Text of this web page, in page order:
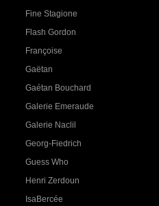
Fine Stagione
Flash Gordon
Françoise
Gaëtan
Gaétan Bouchard
Galerie Emeraude
Galerie Naclil
Georg-Fiedrich
Guess Who
Henri Zerdoun
IsaBercée